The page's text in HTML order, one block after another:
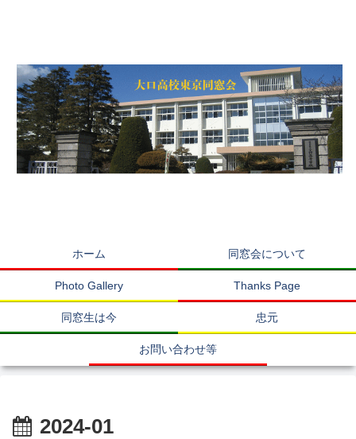
ホーム 同窓会について
Photo Gallery Thanks Page
同窓生は今 忠元
お問い合わせ等
2024-01